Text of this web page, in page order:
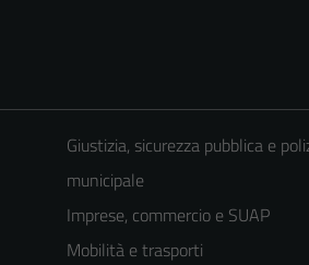
Giustizia, sicurezza pubblica e
municipale
Imprese, commercio e SUAP
Mobilità e trasporti